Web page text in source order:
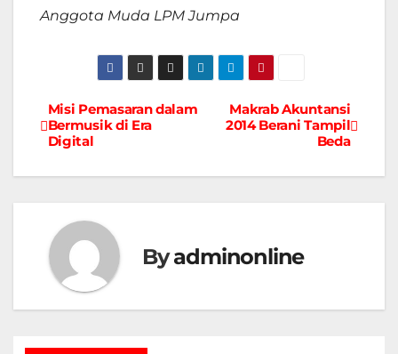
Anggota Muda LPM Jumpa
Navigasi
pos
Makrab Akuntansi
2014 Berani Tampil
Beda
Misi Pemasaran dalam
Bermusik di Era
Digital
Byadminonline